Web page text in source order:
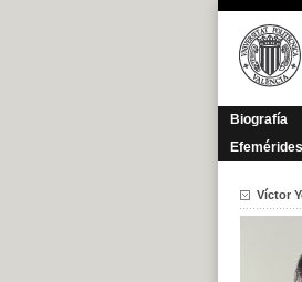
Saltar
contenido
Biografía
Efemérides
Víctor